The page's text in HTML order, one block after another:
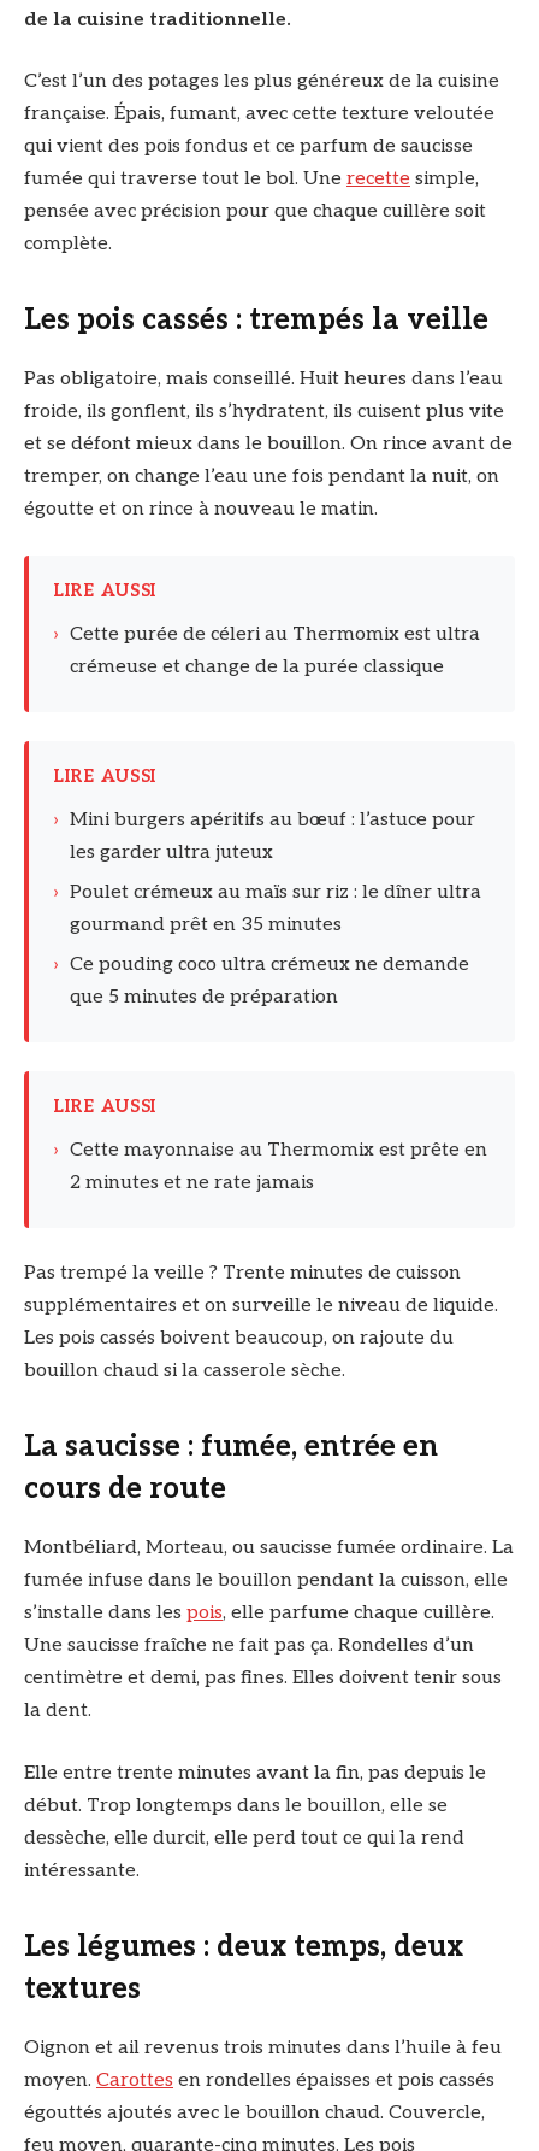
de la cuisine traditionnelle.
C’est l’un des potages les plus généreux de la cuisine
française. Épais, fumant, avec cette texture veloutée
qui vient des pois fondus et ce parfum de saucisse
fumée qui traverse tout le bol. Une recette simple,
pensée avec précision pour que chaque cuillère soit
complète.
Les pois cassés : trempés la veille
Pas obligatoire, mais conseillé. Huit heures dans l’eau
froide, ils gonflent, ils s’hydratent, ils cuisent plus vite
et se défont mieux dans le bouillon. On rince avant de
tremper, on change l’eau une fois pendant la nuit, on
égoutte et on rince à nouveau le matin.
LIRE AUSSI
› Cette purée de céleri au Thermomix est ultra
crémeuse et change de la purée classique
LIRE AUSSI
› Mini burgers apéritifs au bœuf : l’astuce pour
les garder ultra juteux
› Poulet crémeux au maïs sur riz : le dîner ultra
gourmand prêt en 35 minutes
› Ce pouding coco ultra crémeux ne demande
que 5 minutes de préparation
LIRE AUSSI
› Cette mayonnaise au Thermomix est prête en
2 minutes et ne rate jamais
Pas trempé la veille ? Trente minutes de cuisson
supplémentaires et on surveille le niveau de liquide.
Les pois cassés boivent beaucoup, on rajoute du
bouillon chaud si la casserole sèche.
La saucisse : fumée, entrée en
cours de route
Montbéliard, Morteau, ou saucisse fumée ordinaire. La
fumée infuse dans le bouillon pendant la cuisson, elle
s’installe dans les pois, elle parfume chaque cuillère.
Une saucisse fraîche ne fait pas ça. Rondelles d’un
centimètre et demi, pas fines. Elles doivent tenir sous
la dent.
Elle entre trente minutes avant la fin, pas depuis le
début. Trop longtemps dans le bouillon, elle se
dessèche, elle durcit, elle perd tout ce qui la rend
intéressante.
Les légumes : deux temps, deux
textures
Oignon et ail revenus trois minutes dans l’huile à feu
moyen. Carottes en rondelles épaisses et pois cassés
égouttés ajoutés avec le bouillon chaud. Couvercle,
feu moyen, quarante-cinq minutes. Les pois